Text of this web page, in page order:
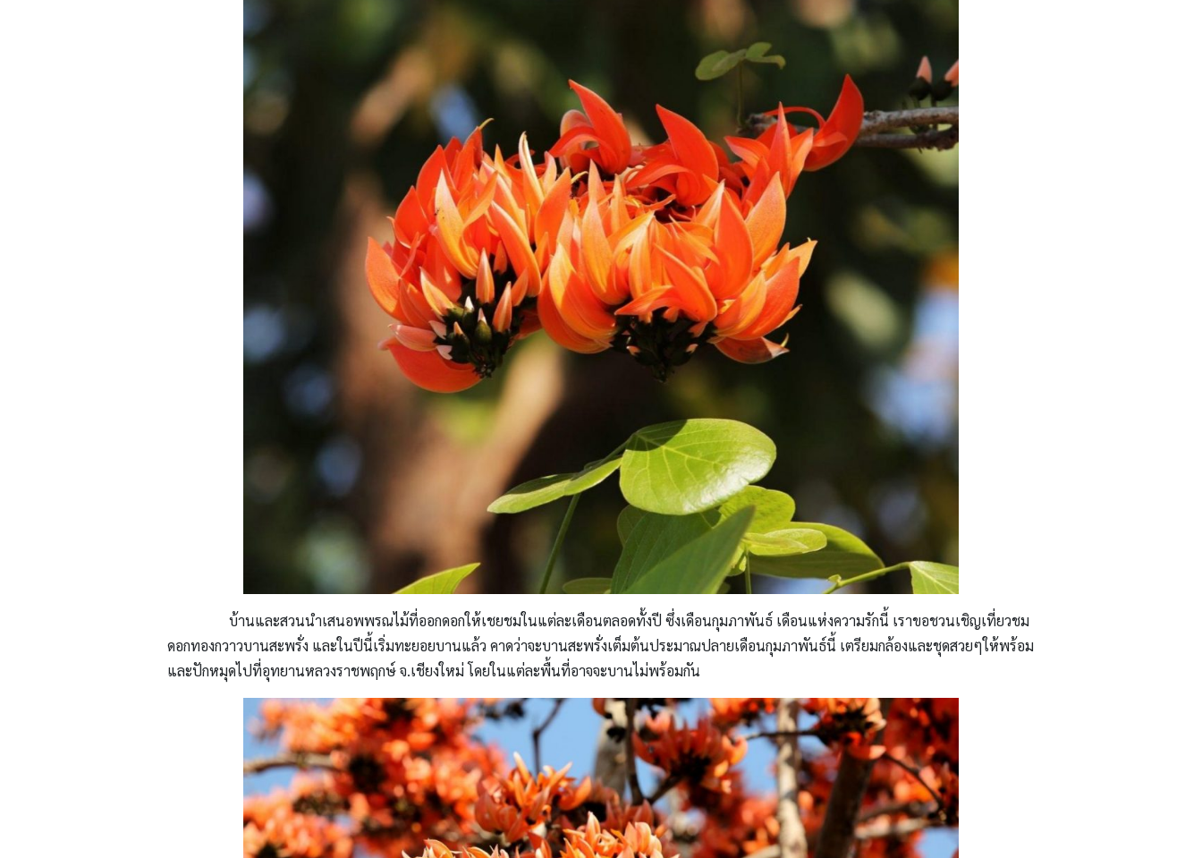
บ้านและสวนนำเสนอพพรณไม้ที่ออกดอกให้เชยชมในแต่ละเดือนตลอดทั้งปี ซึ่งเดือนกุมภาพันธ์ เดือนแห่งความรักนี้ เราขอชวนเชิญเที่ยวชม
ดอกทองกวาวบานสะพรั่ง และในปีนี้เริ่มทะยอยบานแล้ว คาดว่าจะบานสะพรั่งเต็มต้นประมาณปลายเดือนกุมภาพันธ์นี้ เตรียมกล้องและชุดสวยๆให้พร้อม
และปักหมุดไปที่อุทยานหลวงราชพฤกษ์ จ.เชียงใหม่ โดยในแต่ละพื้นที่อาจจะบานไม่พร้อมกัน